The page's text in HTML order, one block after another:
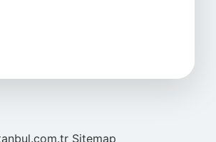
Sitemap